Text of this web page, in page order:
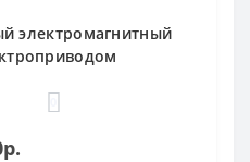
электромагнитный